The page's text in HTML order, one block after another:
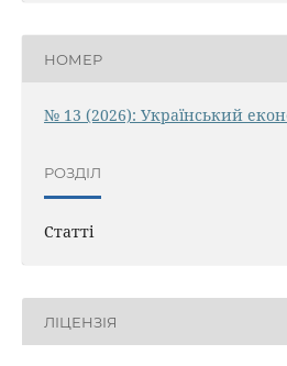
НОМЕР
№ 13 (2026): Український
РОЗДІЛ
Статті
ЛІЦЕНЗІЯ